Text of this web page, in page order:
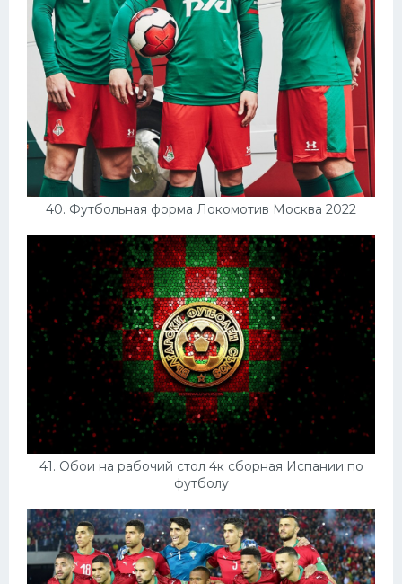
40. Футбольная форма Локомотив Москва 2022
41. Обои на рабочий стол 4к сборная Испании по
футболу